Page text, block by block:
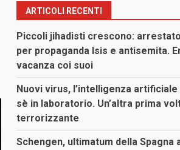
ARTICOLI RECENTI
Piccoli jihadisti crescono:
per propaganda Isis e antisemita.
vacanza coi suoi
Nuovi virus, l’intelligenza
sè in laboratorio. Un’altra prima
terrorizzante
Schengen, ultimatum della Spagna